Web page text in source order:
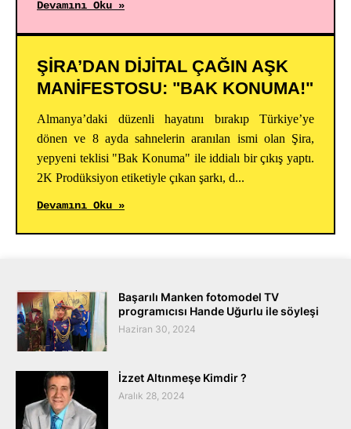
Devamını Oku »
ŞİRA’DAN DİJİTAL ÇAĞIN AŞK
MANİFESTOSU: "BAK KONUMA!"
Almanya’daki düzenli hayatını bırakıp Türkiye’ye
dönen ve 8 ayda sahnelerin aranılan ismi olan Şira,
yepyeni teklisi "Bak Konuma" ile iddialı bir çıkış yaptı.
2K Prodüksiyon etiketiyle çıkan şarkı, d...
Devamını Oku »
Başarılı Manken fotomodel TV
programıcısı Hande Uğurlu ile söyleşi
Haziran 30, 2024
İzzet Altınmeşe Kimdir ?
Aralık 28, 2024